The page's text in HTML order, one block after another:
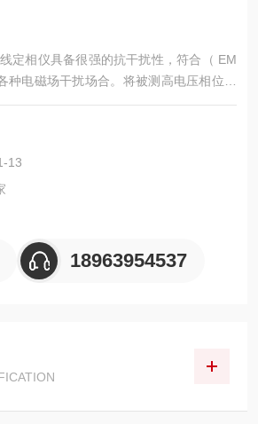
定相仪具备很强的抗干扰性，符合（ EM
种电磁场干扰场合。将被测高电压相位信
处理后直接发射出去。由核相仪接收并进
13
18963954537